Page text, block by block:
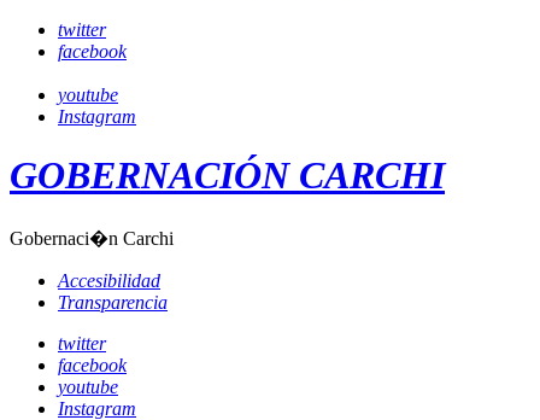
twitter
facebook
youtube
Instagram
GOBERNACIÓN CARCHI
Gobernaci�n Carchi
Accesibilidad
Transparencia
twitter
facebook
youtube
Instagram